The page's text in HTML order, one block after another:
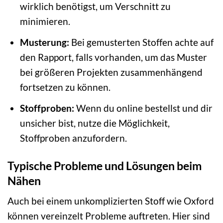
wirklich benötigst, um Verschnitt zu
minimieren.
Musterung: Bei gemusterten Stoffen achte auf
den Rapport, falls vorhanden, um das Muster
bei größeren Projekten zusammenhängend
fortsetzen zu können.
Stoffproben: Wenn du online bestellst und dir
unsicher bist, nutze die Möglichkeit,
Stoffproben anzufordern.
Typische Probleme und Lösungen beim
Nähen
Auch bei einem unkomplizierten Stoff wie Oxford
können vereinzelt Probleme auftreten. Hier sind